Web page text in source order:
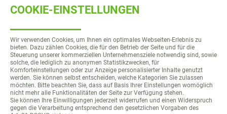
COOKIE-EINSTELLUNGEN
Wir verwenden Cookies, um Ihnen ein optimales Webseiten-Erlebnis zu
bieten. Dazu zählen Cookies, die für den Betrieb der Seite und für die
Steuerung unserer kommerziellen Unternehmensziele notwendig sind, sowie
solche, die lediglich zu anonymen Statistikzwecken, für
Komforteinstellungen oder zur Anzeige personalisierter Inhalte genutzt
werden. Sie können selbst entscheiden, welche Kategorien Sie zulassen
möchten. Bitte beachten Sie, dass auf Basis Ihrer Einstellungen womöglich
nicht mehr alle Funktionalitäten der Seite zur Verfügung stehen.
Sie können Ihre Einwilligungen jederzeit widerrufen und einen Widerspruch
gegen die Verarbeitung entsprechend den gesetzlichen Vorgaben des